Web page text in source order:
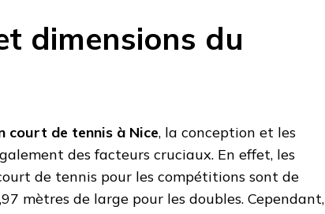
dimensions du
court de tennis à Nice, la conception et les
des facteurs cruciaux. En effet, les
de tennis pour les compétitions sont de
mètres de large pour les doubles. Cependant,